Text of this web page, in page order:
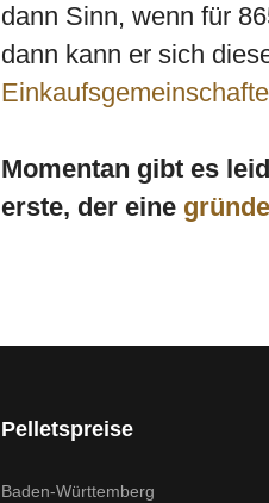
dann Sinn, wenn für
dann kann er sich
Momentan gibt es
erste, der eine
Pelletspreise
Baden-Württemberg